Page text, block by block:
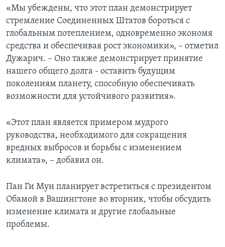
«Мы убеждены, что этот план демонстрирует
стремление Соединенных Штатов бороться с
глобальным потеплением, одновременно экономя
средства и обеспечивая рост экономики», – отметил
Дужарич. – Оно также демонстрирует принятие
нашего общего долга - оставить будущим
поколениям планету, способную обеспечивать
возможности для устойчивого развития».
«Этот план является примером мудрого
руководства, необходимого для сокращения
вредных выбросов и борьбы с изменением
климата», – добавил он.
Пан Ги Мун планирует встретиться с президентом
Обамой в Вашингтоне во вторник, чтобы обсудить
изменение климата и другие глобальные
проблемы.